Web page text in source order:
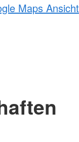
Maps Ansicht